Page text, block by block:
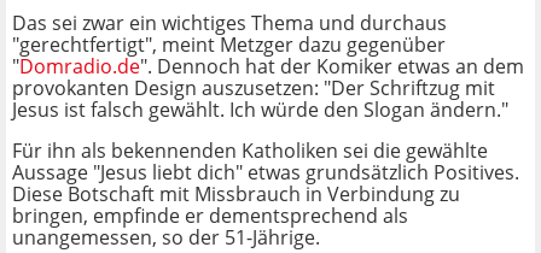
Das sei zwar ein wichtiges Thema und durchaus
"gerechtfertigt", meint Metzger dazu gegenüber
"Domradio.de". Dennoch hat der Komiker etwas an dem
provokanten Design auszusetzen: "Der Schriftzug mit
Jesus ist falsch gewählt. Ich würde den Slogan ändern."
Für ihn als bekennenden Katholiken sei die gewählte
Aussage "Jesus liebt dich" etwas grundsätzlich Positives.
Diese Botschaft mit Missbrauch in Verbindung zu
bringen, empfinde er dementsprechend als
unangemessen, so der 51-Jährige.